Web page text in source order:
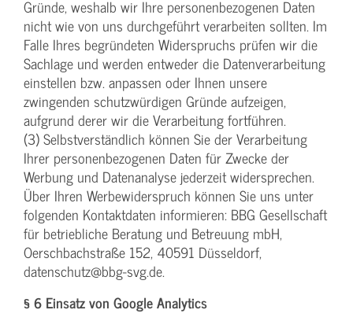
Gründe, weshalb wir Ihre personenbezogenen Daten
nicht wie von uns durchgeführt verarbeiten sollten. Im
Falle Ihres begründeten Widerspruchs prüfen wir die
Sachlage und werden entweder die Datenverarbeitung
einstellen bzw. anpassen oder Ihnen unsere
zwingenden schutzwürdigen Gründe aufzeigen,
aufgrund derer wir die Verarbeitung fortführen.
(3) Selbstverständlich können Sie der Verarbeitung
Ihrer personenbezogenen Daten für Zwecke der
Werbung und Datenanalyse jederzeit widersprechen.
Über Ihren Werbewiderspruch können Sie uns unter
folgenden Kontaktdaten informieren: BBG Gesellschaft
für betriebliche Beratung und Betreuung mbH,
Oerschbachstraße 152, 40591 Düsseldorf,
datenschutz@bbg-svg.de.
§ 6 Einsatz von Google Analytics